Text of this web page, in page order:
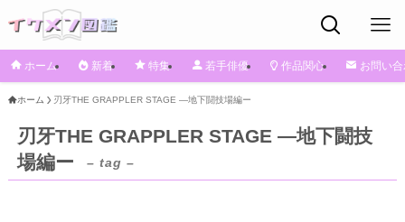
ホーム 新着 特集 若手俳優 作品関心 お問い
ホーム 刃牙THE GRAPPLER STAGE ―地下闘技場編ー
刃牙THE GRAPPLER STAGE ―地下闘技
場編ー
– tag –